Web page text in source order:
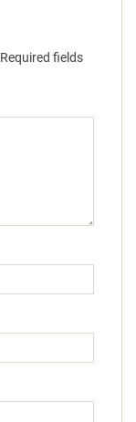
Required fields